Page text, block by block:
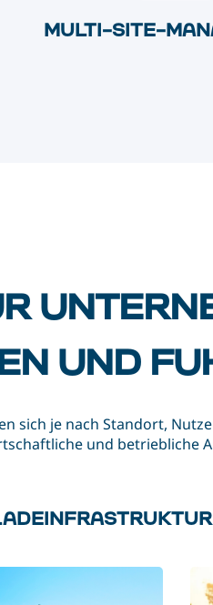
MULTI-SITE-
UND
je nach Standort,
und betriebliche